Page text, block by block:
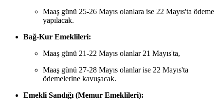
Maaş günü 25-26 Mayıs olanlara ise 22 Mayıs'ta ödeme
yapılacak.
Bağ-Kur Emeklileri:
Maaş günü 21-22 Mayıs olanlar 21 Mayıs'ta,
Maaş günü 27-28 Mayıs olanlar ise 22 Mayıs'ta
ödemelerine kavuşacak.
Emekli Sandığı (Memur Emeklileri):